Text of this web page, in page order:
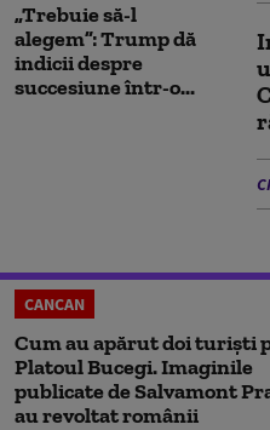
„Trebuie să-l
alegem”: Trump dă
indicii despre
succesiune într-o...
CANCAN
Cum au apărut doi turiști
Platoul Bucegi. Imaginile
publicate de Salvamont
au revoltat românii